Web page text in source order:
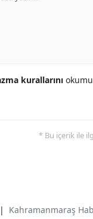
kurallarını
* Bu içerik ile
| Kahramanmaraş